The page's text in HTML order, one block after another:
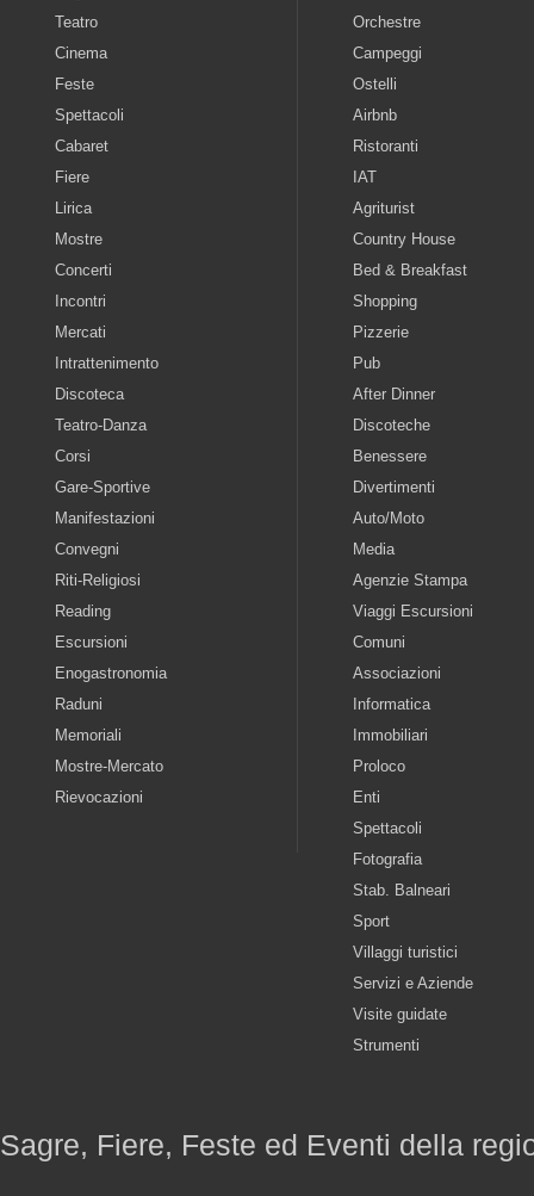
Teatro
Cinema
Feste
Spettacoli
Cabaret
Fiere
Lirica
Mostre
Concerti
Incontri
Mercati
Intrattenimento
Discoteca
Teatro-Danza
Corsi
Gare-Sportive
Manifestazioni
Convegni
Riti-Religiosi
Reading
Escursioni
Enogastronomia
Raduni
Memoriali
Mostre-Mercato
Rievocazioni
Orchestre
Campeggi
Ostelli
Airbnb
Ristoranti
IAT
Agriturist
Country House
Bed & Breakfast
Shopping
Pizzerie
Pub
After Dinner
Discoteche
Benessere
Divertimenti
Auto/Moto
Media
Agenzie Stampa
Viaggi Escursioni
Comuni
Associazioni
Informatica
Immobiliari
Proloco
Enti
Spettacoli
Fotografia
Stab. Balneari
Sport
Villaggi turistici
Servizi e Aziende
Visite guidate
Strumenti
Sagre, Fiere, Feste ed Eventi della